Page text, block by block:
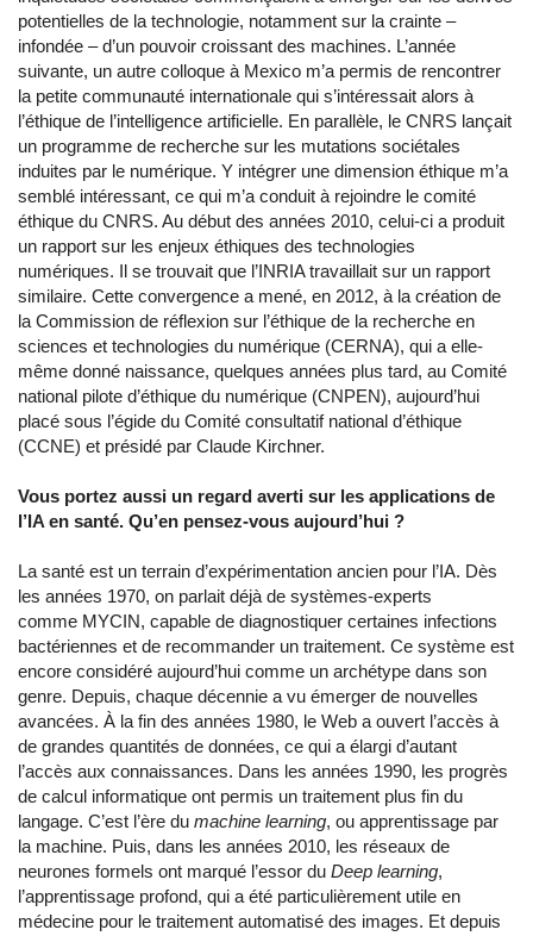
potentielles de la technologie, notamment sur la crainte –
infondée – d’un pouvoir croissant des machines. L’année
suivante, un autre colloque à Mexico m’a permis de rencontrer
la petite communauté internationale qui s’intéressait alors à
l’éthique de l’intelligence artificielle. En parallèle, le CNRS lançait
un programme de recherche sur les mutations sociétales
induites par le numérique. Y intégrer une dimension éthique m’a
semblé intéressant, ce qui m’a conduit à rejoindre le comité
éthique du CNRS. Au début des années 2010, celui-ci a produit
un rapport sur les enjeux éthiques des technologies
numériques. Il se trouvait que l’INRIA travaillait sur un rapport
similaire. Cette convergence a mené, en 2012, à la création de
la Commission de réflexion sur l’éthique de la recherche en
sciences et technologies du numérique (CERNA), qui a elle-
même donné naissance, quelques années plus tard, au Comité
national pilote d’éthique du numérique (CNPEN), aujourd’hui
placé sous l’égide du Comité consultatif national d’éthique
(CCNE) et présidé par Claude Kirchner.
Vous portez aussi un regard averti sur les applications de
l’IA en santé. Qu’en pensez-vous aujourd’hui ?
La santé est un terrain d’expérimentation ancien pour l’IA. Dès
les années 1970, on parlait déjà de systèmes-experts
comme MYCIN, capable de diagnostiquer certaines infections
bactériennes et de recommander un traitement. Ce système est
encore considéré aujourd’hui comme un archétype dans son
genre. Depuis, chaque décennie a vu émerger de nouvelles
avancées. À la fin des années 1980, le Web a ouvert l’accès à
de grandes quantités de données, ce qui a élargi d’autant
l’accès aux connaissances. Dans les années 1990, les progrès
de calcul informatique ont permis un traitement plus fin du
langage. C’est l’ère du machine learning, ou apprentissage par
la machine. Puis, dans les années 2010, les réseaux de
neurones formels ont marqué l’essor du Deep learning,
l’apprentissage profond, qui a été particulièrement utile en
médecine pour le traitement automatisé des images. Et depuis